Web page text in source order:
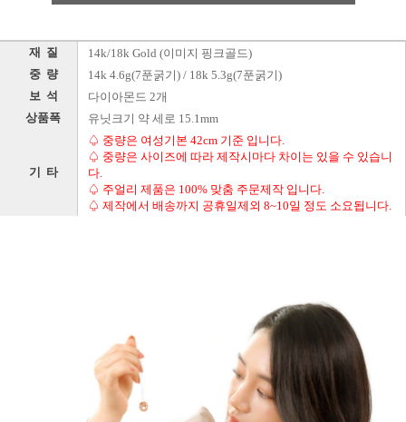
재 질 14k/18k Gold (이미지 핑크골드)
중 량 14k 4.6g(7푼굵기) / 18k 5.3g(7푼굵기)
보 석 다이아몬드 2개
상품폭 유닛크기 약 세로 15.1mm
기 타
♤ 중량은 여성기본 42cm 기준 입니다.
♤ 중량은 사이즈에 따라 제작시마다 차이는 있을 수 있습니
다.
♤ 주얼리 제품은 100% 맞춤 주문제작 입니다.
♤ 제작에서 배송까지 공휴일제외 8~10일 정도 소요됩니다.